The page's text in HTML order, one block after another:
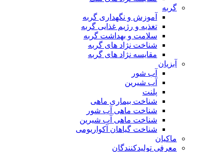
گربه
آموزش و نگهداری گربه
تغذیه و رژیم غذایی گربه
سلامت و بهداشت گربه
شناخت نژاد های گربه
مقایسه نژاد های گربه
آبزیان
آب شور
آب شیرین
پلنت
شناخت بیماری ماهی
شناخت ماهی آب شور
شناخت ماهی آب شیرین
شناخت گیاهان آکواریومی
ماکیان
معرفی تولیدکنندگان